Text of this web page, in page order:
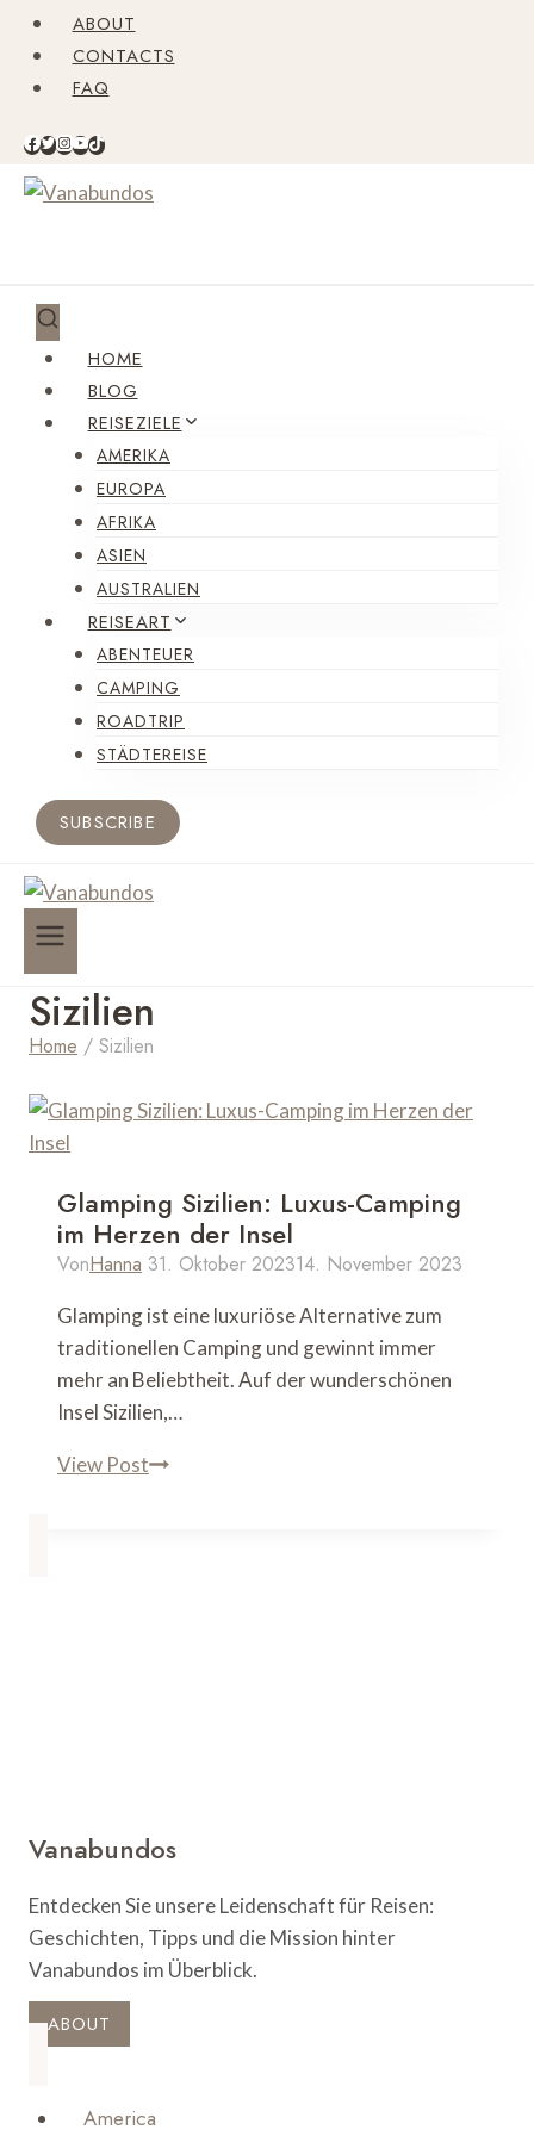
Zum
Inhalt
springen
ABOUT
CONTACTS
FAQ
HOME
BLOG
REISEZIELE
AMERIKA
EUROPA
AFRIKA
ASIEN
AUSTRALIEN
REISEART
ABENTEUER
CAMPING
ROADTRIP
STÄDTEREISE
SUBSCRIBE
Sizilien
Home / Sizilien
Glamping Sizilien: Luxus-Camping
im Herzen der Insel
VonHanna 31. Oktober 202314. November 2023
Glamping ist eine luxuriöse Alternative zum
traditionellen Camping und gewinnt immer
mehr an Beliebtheit. Auf der wunderschönen
Insel Sizilien,…
View PostGlamping
Vanabundos
Entdecken Sie unsere Leidenschaft für Reisen:
Geschichten, Tipps und die Mission hinter
Vanabundos im Überblick.
ABOUT
America